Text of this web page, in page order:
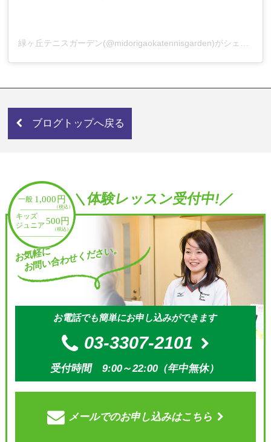
ブログトップへ戻る
＼体験レッスン受付中!／
お気軽に
お問い合わせください。
お電話でも簡単にお申し込みができます
03-3307-2101
受付時間 9:00～22:00（年中無休）
メールでのお申し込みはこちら